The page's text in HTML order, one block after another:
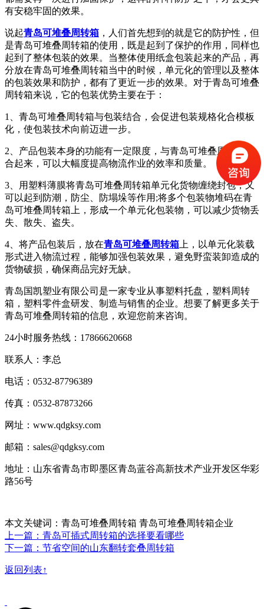
有安稳牢固的效果。
说起青岛可堆叠周转箱 ，人们首先想到的就是它的防护性，但
是青岛可堆叠周转箱的使用，既是起到了保护的作用，同样也
起到了整体包装的效果。当整体使用纸盒包装起来的产品，再
分放在青岛可堆叠周转箱当中的时候，单元化的管理以及整体
的包装效果和防护，都有了更近一步的效果。对于青岛可堆叠
周转箱来说，它的包装优势主要在于：
1、青岛可堆叠周转箱与包装结合，会促进包装规格化合模板
化，使包装技术向前迈进一步。
2、产品包装本身的功能有一定限度，与青岛可堆叠周转箱结
合起来，可以大幅度提高物流作业的效率和质量。
3、用塑料薄膜将青岛可堆叠周转箱单元化货物缠绕封包，又
可以起到防潮，防尘、防塌垛等作用;将多个包装物堆码在青
岛可堆叠周转箱上，形成一个单元化包装物，可以减少货物丢
失、散失、盗失。
4、将产品包装后，放在青岛可堆叠周转箱 上，以单元化装载
形式进入物流过程，能够加强包装效果，避免野蛮装卸造成的
货物破损，确保商品完好无缺。
青岛国凯塑业有限公司是一家专业从事塑料托盘，塑料周转
箱，塑料零件盒研发、制造与销售的企业。想要了解更多关于
青岛可堆叠周转箱的信息，欢迎您前来咨询。
24小时服务热线：17866620668
联系人：李总
电话：0532-87796389
传真：0532-87873266
网址：www.qdgksy.com
邮箱：sales@qdgksy.com
地址：山东省青岛市即墨区青岛蓝谷高新技术产业开发区华彩
路56号
本文关键词：青岛可堆叠周转箱 青岛可堆叠周转箱企业
上一篇：青岛可插式周转箱的选择要看哪些
下一篇：节省空间的山东翻转套叠周转箱
返回列表↑